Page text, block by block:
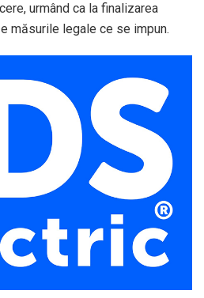
urmând ca la finalizarea
măsurile legale ce se impun.